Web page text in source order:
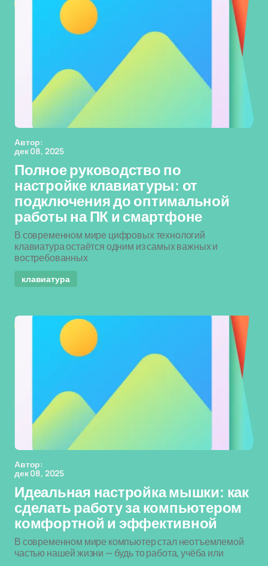
Автор:
дек 08, 2025
Полное руководство по
настройке клавиатуры: от
подключения до оптимальной
работы на ПК и смартфоне
В современном мире цифровых технологий
клавиатура остаётся одним из самых важных и
востребованных
клавиатура
Автор:
дек 08, 2025
Идеальная настройка мышки: как
сделать работу за компьютером
комфортной и эффективной
В современном мире компьютер стал неотъемлемой
частью нашей жизни — будь то работа, учёба или